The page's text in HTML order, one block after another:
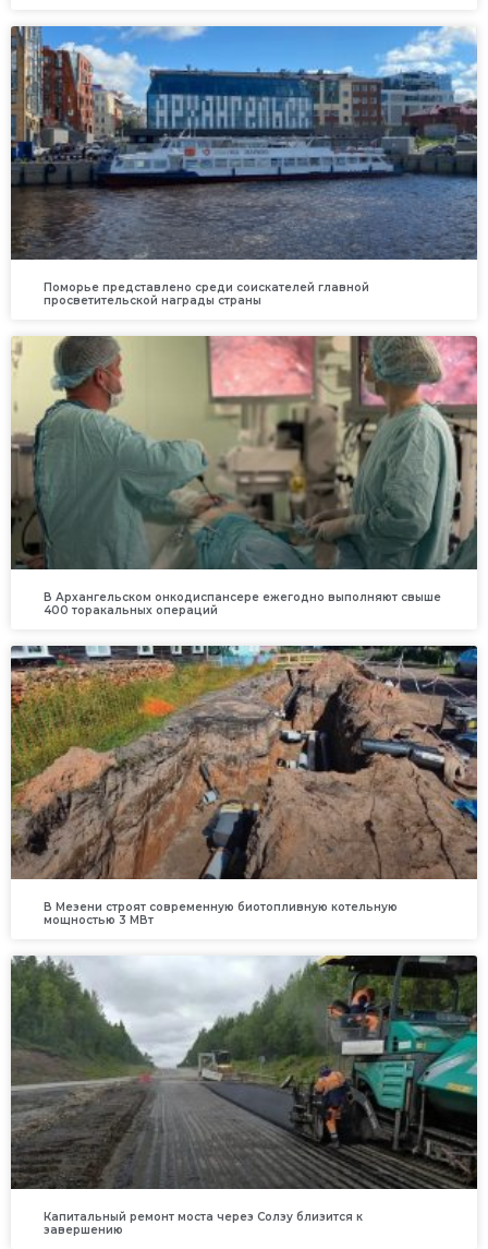
Поморье представлено среди соискателей главной
просветительской награды страны
В Архангельском онкодиспансере ежегодно выполняют свыше
400 торакальных операций
В Мезени строят современную биотопливную котельную
мощностью 3 МВт
Капитальный ремонт моста через Солзу близится к
завершению